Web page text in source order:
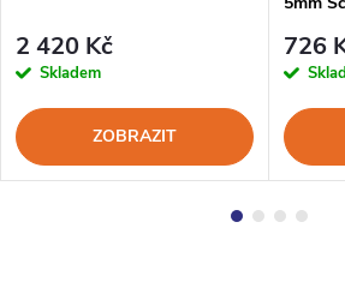
2 420 Kč
Skladem
ZOBRAZIT
726